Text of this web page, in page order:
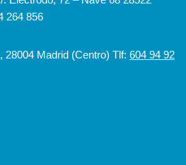
264 856
28004 Madrid (Centro) Tlf: 604 94 92